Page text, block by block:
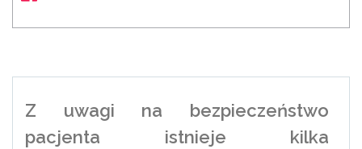
Z uwagi na bezpieczeństwo
pacjenta istnieje kilka